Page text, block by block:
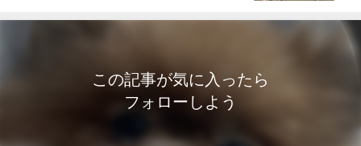
この記事が気に入ったら
フォローしよう